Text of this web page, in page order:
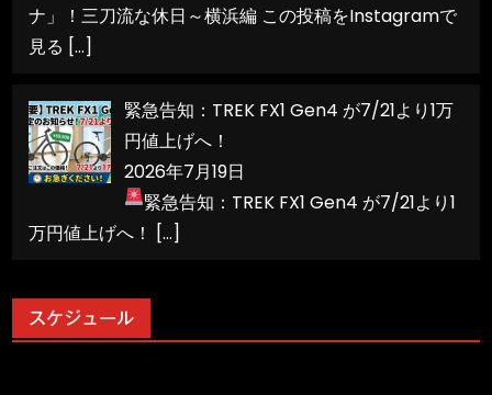
ナ」！三刀流な休日～横浜編 この投稿をInstagramで
見る […]
緊急告知：TREK FX1 Gen4 が7/21より1万
円値上げへ！
2026年7月19日
緊急告知：TREK FX1 Gen4 が7/21より1
万円値上げへ！
[…]
スケジュール